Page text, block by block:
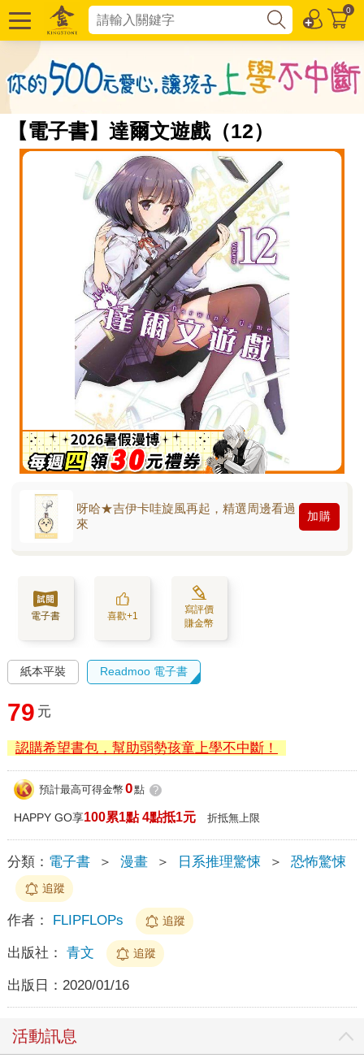
0
【電子書】達爾文遊戲（12）
呀哈★吉伊卡哇旋風再起，精選周邊看過
來
加購
電子書 喜歡+1
寫評價
賺金幣
紙本平裝 Readmoo 電子書
79 元
認購希望書包，幫助弱勢孩童上學不中斷！
預計最高可得金幣 0點 ?
HAPPY GO享100累1點 4點抵1元 折抵無上限
分類： 電子書 ＞ 漫畫 ＞ 日系推理驚悚 ＞ 恐怖驚悚
追蹤
作者： FLIPFLOPs 追蹤
出版社： 青文 追蹤
出版日： 2020/01/16
活動訊息